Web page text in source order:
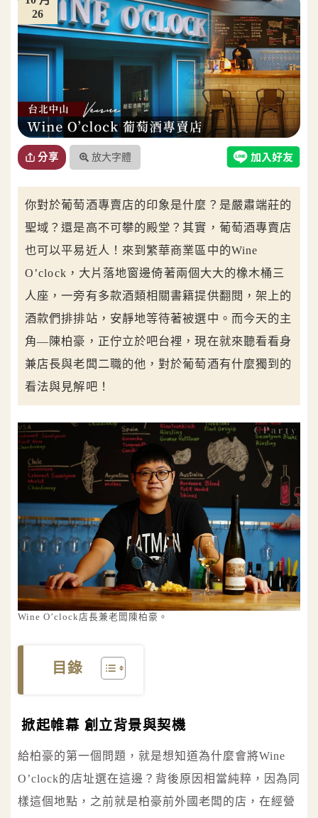
26
分享 放大字體
你對於葡萄酒專賣店的印象是什麼？是嚴肅端莊的
聖域？還是高不可攀的殿堂？其實，葡萄酒專賣店
也可以平易近人！來到繁華商業區中的Wine
O’clock，大片落地窗邊倚著兩個大大的橡木桶三
人座，一旁有多款酒類相關書籍提供翻閱，架上的
酒款們排排站，安靜地等待著被選中。而今天的主
角—陳柏豪，正佇立於吧台裡，現在就來聽看看身
兼店長與老闆二職的他，對於葡萄酒有什麼獨到的
看法與見解吧！
Wine O’clock店長兼老闆陳柏豪。
目錄
掀起帷幕 創立背景與契機
給柏豪的第一個問題，就是想知道為什麼會將Wine
O’clock的店址選在這邊？背後原因相當純粹，因為同
樣這個地點，之前就是柏豪前外國老闆的店，在經營